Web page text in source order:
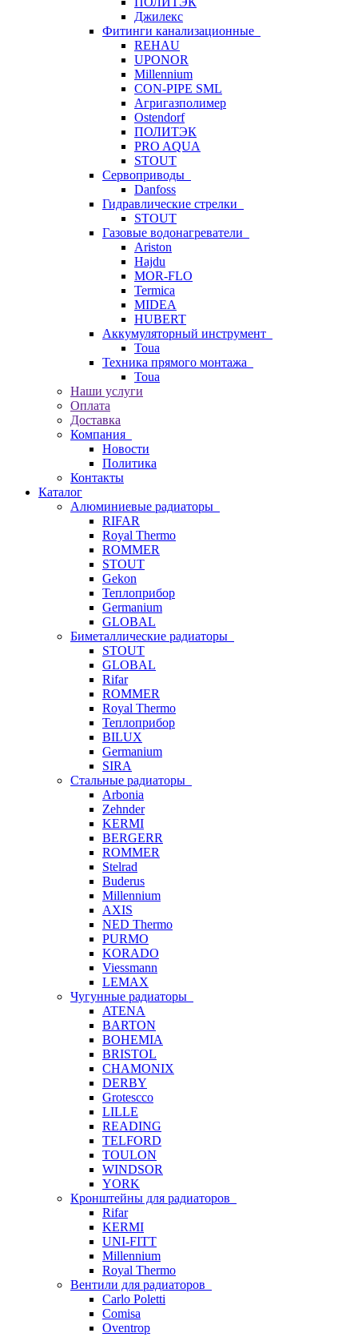
Джилекс
Фитинги канализационные
REHAU
UPONOR
Millennium
CON-PIPE SML
Агригазполимер
Ostendorf
ПОЛИТЭК
PRO AQUA
STOUT
Сервоприводы
Danfoss
Гидравлические стрелки
STOUT
Газовые водонагреватели
Ariston
Hajdu
MOR-FLO
Termica
MIDEA
HUBERT
Аккумуляторный инструмент
Toua
Техника прямого монтажа
Toua
Наши услуги
Оплата
Доставка
Компания
Новости
Политика
Контакты
Каталог
Алюминиевые радиаторы
RIFAR
Royal Thermo
ROMMER
STOUT
Gekon
Теплоприбор
Germanium
GLOBAL
Биметаллические радиаторы
STOUT
GLOBAL
Rifar
ROMMER
Royal Thermo
Теплоприбор
BILUX
Germanium
SIRA
Стальные радиаторы
Arbonia
Zehnder
KERMI
BERGERR
ROMMER
Stelrad
Buderus
Millennium
AXIS
NED Thermo
PURMO
KORADO
Viessmann
LEMAX
Чугунные радиаторы
ATENA
BARTON
BOHEMIA
BRISTOL
CHAMONIX
DERBY
Grotescco
LILLE
READING
TELFORD
TOULON
WINDSOR
YORK
Кронштейны для радиаторов
Rifar
KERMI
UNI-FITT
Millennium
Royal Thermo
Вентили для радиаторов
Carlo Poletti
Comisa
Oventrop